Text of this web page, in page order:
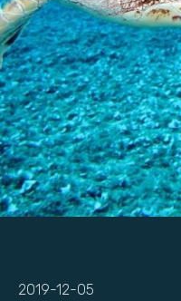
2019-12-05